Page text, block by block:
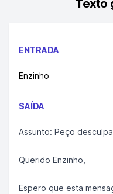
Texto
ENTRADA
Enzinho
SAÍDA
Assunto: Peço
Querido Enzinho,
Espero que esta